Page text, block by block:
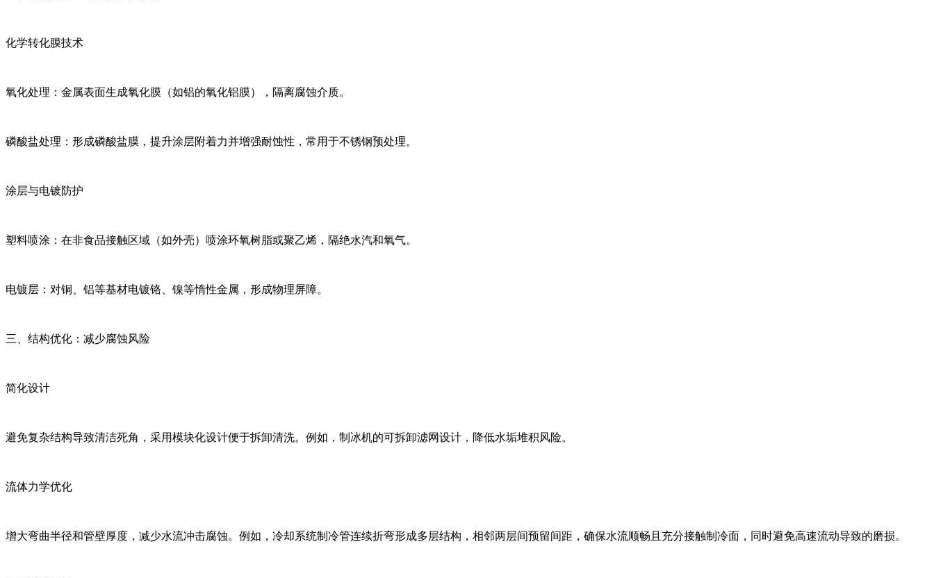
化学转化膜技术
氧化处理：金属表面生成氧化膜（如铝的氧化铝膜），隔离腐蚀介质。
磷酸盐处理：形成磷酸盐膜，提升涂层附着力并增强耐蚀性，常用于不锈钢预处理。
涂层与电镀防护
塑料喷涂：在非食品接触区域（如外壳）喷涂环氧树脂或聚乙烯，隔绝水汽和氧气。
电镀层：对铜、铝等基材电镀铬、镍等惰性金属，形成物理屏障。
三、结构优化：减少腐蚀风险
简化设计
避免复杂结构导致清洁死角，采用模块化设计便于拆卸清洗。例如，制冰机的可拆卸滤网设计，降低水垢堆积风险。
流体力学优化
增大弯曲半径和管壁厚度，减少水流冲击腐蚀。例如，冷却系统制冷管连续折弯形成多层结构，相邻两层间预留间距，确保水流顺畅且充分接触制冷面，同时避免高速流动导致的磨损。